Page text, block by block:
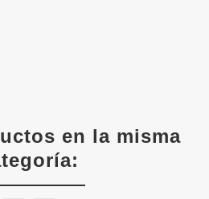
en la misma